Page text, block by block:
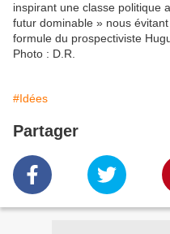
inspirant une classe politique
futur dominable » nous
formule du prospectiviste
Photo : D.R.
#Idées
Partager